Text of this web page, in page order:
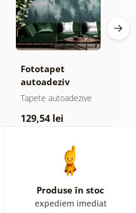
Fototapet
autoadeziv
pădure în ceață
Tapete autoadezive
129,54 lei
Produse în stoc
expediem imediat